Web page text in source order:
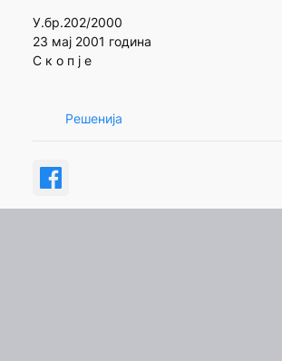
У.бр.202/2000
23 мај 2001 година
С к о п ј е
Решенија